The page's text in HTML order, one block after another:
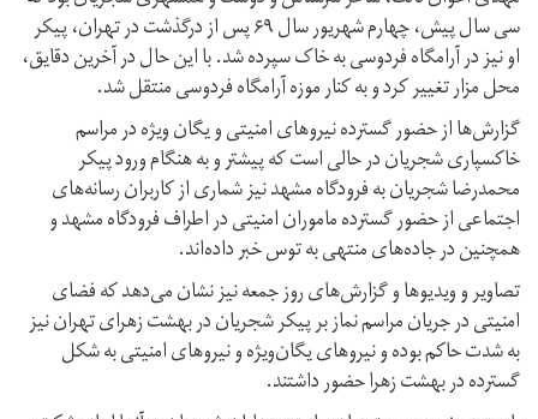
سی سال پیش، چهارم شهریور سال ۶۹ پس از درگذشت در تهران، پیکر
او نیز در آرامگاه فردوسی به خاک سپرده شد. با این حال در آخرین دقایق،
محل مزار تغییر کرد و به کنار موزه آرامگاه فردوسی منتقل شد.
گزارش‌ها از حضور گسترده نیروهای امنیتی و یگان ویژه در مراسم
خاکسپاری شجریان در حالی است که پیشتر و به هنگام ورود پیکر
محمدرضا شجریان به فرودگاه مشهد نیز شماری از کاربران رسانه‌های
اجتماعی از حضور گسترده ماموران امنیتی در اطراف فرودگاه مشهد و
همچنین در جاده‌های منتهی به توس خبر داده‌اند.
تصاویر و ویدیوها و گزارش‌های روز جمعه نیز نشان می‌دهد که فضای
امنیتی در جریان مراسم نماز بر پیکر شجریان در بهشت زهرای تهران نیز
به شدت حاکم بوده و نیروهای یگان‌ویژه و نیروهای امنیتی به شکل
گسترده در بهشت زهرا حضور داشتند.